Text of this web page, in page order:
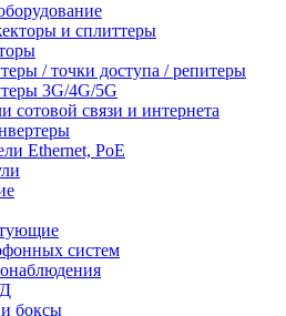
и сплиттеры
/ точки доступа / репитеры
3G/4G/5G
сотовой связи и интернета
Ethernet, PoE
систем
боксы